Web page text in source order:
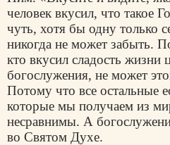
человек вкусил, что такое
чуть, хотя бы одну только
никогда не может забыть.
кто вкусил сладость жизни
богослужения, не может
Потому что все остальные
которые мы получаем из
несравнимы. А
во Святом Духе.